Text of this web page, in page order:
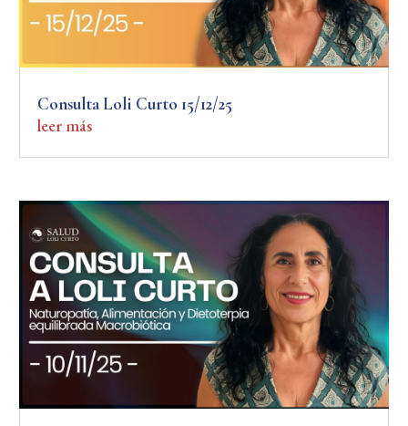
Consulta Loli Curto 15/12/25
leer más